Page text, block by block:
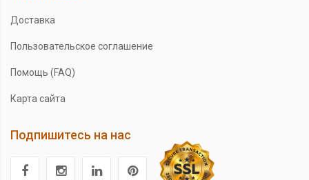
Доставка
Пользовательское соглашение
Помощь (FAQ)
Карта сайта
Подпишитесь на нас